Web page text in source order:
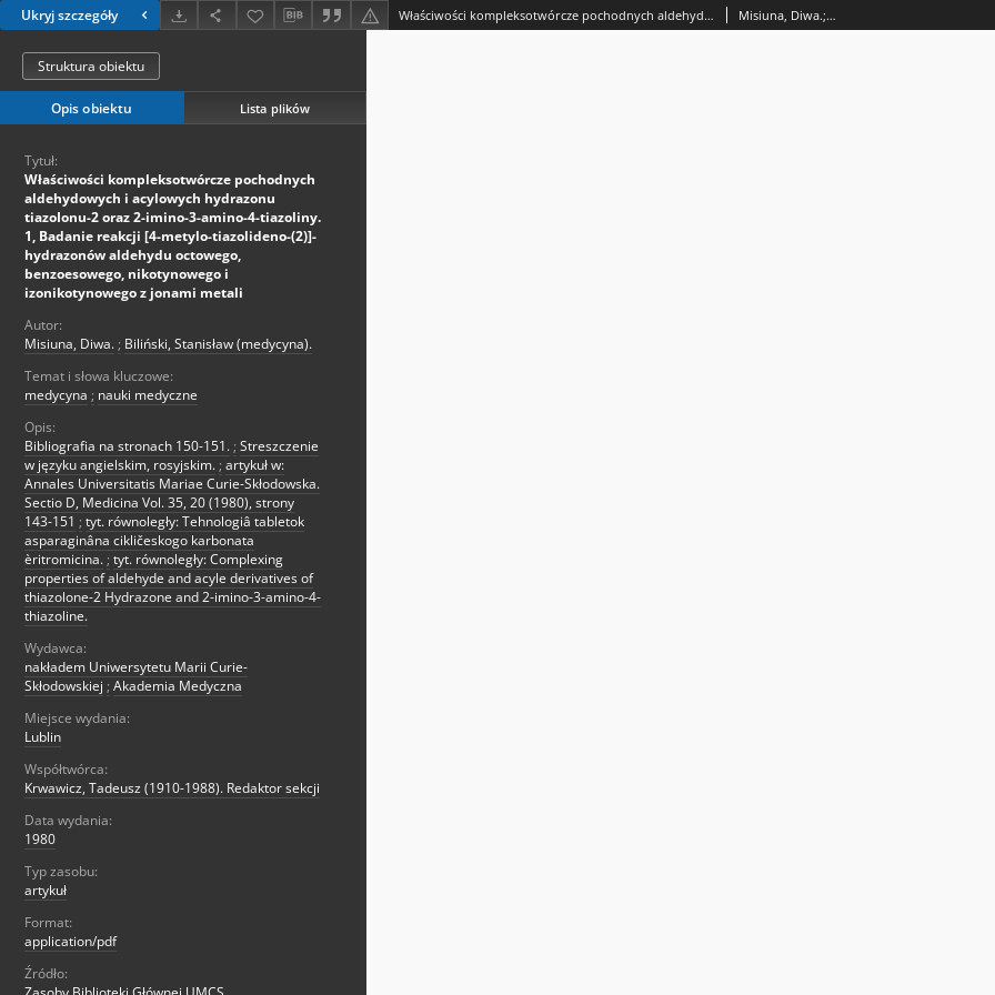
Ukryj szczegóły Właściwości kompleksotwórcze pochodnych aldehydowych i acylowych hydrazonu tiazoIonu-2 oraz 2-imino-3-amino-4-tiazoliny. 1, Badanie reakcji [4-metylo-tiazolideno-(2)]-hydrazonów aldehydu octowego, benzoesowego, nikotynowego i izonikotynowego z jonami metali Misiuna, Diwa.; Biliński, Stanisław (medycyna).
Struktura obiektu
Opis obiektu Lista plików
Tytuł:
Właściwości kompleksotwórcze pochodnych
aldehydowych i acylowych hydrazonu
tiazoIonu-2 oraz 2-imino-3-amino-4-tiazoliny.
1, Badanie reakcji [4-metylo-tiazolideno-(2)]-
hydrazonów aldehydu octowego,
benzoesowego, nikotynowego i
izonikotynowego z jonami metali
Autor:
Misiuna, Diwa. ; Biliński, Stanisław (medycyna).
Temat i słowa kluczowe:
medycyna ; nauki medyczne
Opis:
Bibliografia na stronach 150-151. ; Streszczenie
w języku angielskim, rosyjskim. ; artykuł w:
Annales Universitatis Mariae Curie-Skłodowska.
Sectio D, Medicina Vol. 35, 20 (1980), strony
143-151 ; tyt. równoległy: Tehnologiâ tabletok
asparaginâna cikličeskogo karbonata
èritromicina. ; tyt. równoległy: Complexing
properties of aldehyde and acyle derivatives of
thiazolone-2 Hydrazone and 2-imino-3-amino-4-
thiazoline.
Wydawca:
nakładem Uniwersytetu Marii Curie-
Skłodowskiej ; Akademia Medyczna
Miejsce wydania:
Lublin
Współtwórca:
Krwawicz, Tadeusz (1910-1988). Redaktor sekcji
Data wydania:
1980
Typ zasobu:
artykuł
Format:
application/pdf
Źródło: